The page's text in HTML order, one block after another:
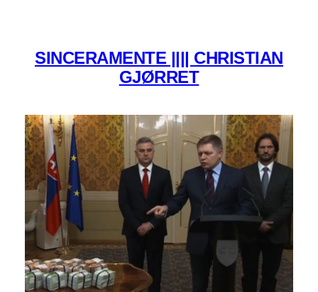
SINCERAMENTE |||| CHRISTIAN
GJØRRET